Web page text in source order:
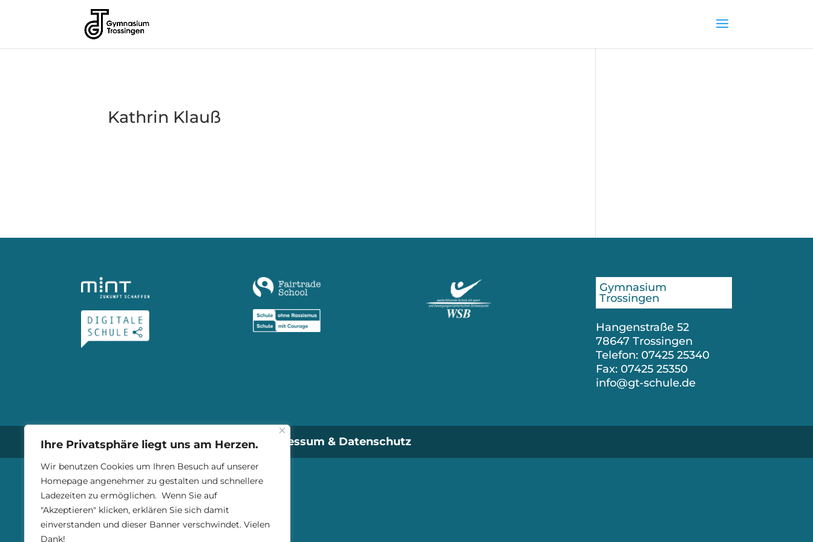
Ihre Privatsphäre liegt uns am Herzen.
Wir benutzen Cookies um Ihren Besuch auf unserer
Homepage angenehmer zu gestalten und schnellere
Ladezeiten zu ermöglichen. Wenn Sie auf
"Akzeptieren" klicken, erklären Sie sich damit
einverstanden und dieser Banner verschwindet. Vielen
Dank!
Kathrin Klauß
Gymnasium
Trossingen
Hangenstraße 52
78647 Trossingen
Telefon: 07425 25340
Fax: 07425 25350
info@gt-schule.de
© Gymnasium Trossingen 2025 | Impressum & Datenschutz